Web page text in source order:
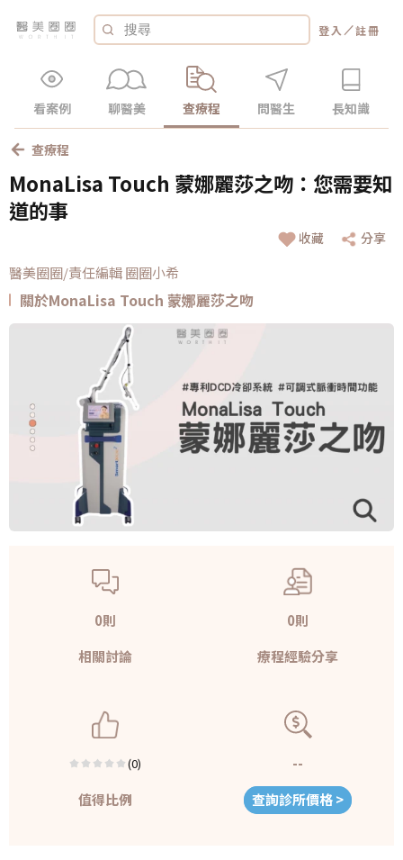
登入 ／註冊
看案例 聊醫美 查療程 問醫生 長知識
查療程
MonaLisa Touch 蒙娜麗莎之吻：您需要知
道的事
收藏 分享
醫美圈圈/責任編輯 圈圈小希
關於MonaLisa Touch 蒙娜麗莎之吻
0則
相關討論
0則
療程經驗分享
(0)
值得比例
--
查詢診所價格 >